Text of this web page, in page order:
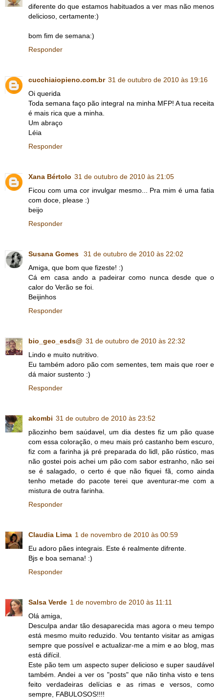
diferente do que estamos habituados a ver mas não menos
delicioso, certamente:)
bom fim de semana:)
Responder
cucchiaiopieno.com.br 31 de outubro de 2010 às 19:16
Oi querida
Toda semana faço pão integral na minha MFP! A tua receita
é mais rica que a minha.
Um abraço
Léia
Responder
Xana Bértolo 31 de outubro de 2010 às 21:05
Ficou com uma cor invulgar mesmo... Pra mim é uma fatia
com doce, please :)
beijo
Responder
Susana Gomes
31 de outubro de 2010 às 22:02
Amiga, que bom que fizeste! :)
Cá em casa ando a padeirar como nunca desde que o
calor do Verão se foi.
Beijinhos
Responder
bio_geo_esds@ 31 de outubro de 2010 às 22:32
Lindo e muito nutritivo.
Eu também adoro pão com sementes, tem mais que roer e
dá maior sustento :)
Responder
akombi 31 de outubro de 2010 às 23:52
pãozinho bem saúdavel, um dia destes fiz um pão quase
com essa coloração, o meu mais pró castanho bem escuro,
fiz com a farinha já pré preparada do lidl, pão rústico, mas
não gostei pois achei um pão com sabor estranho, não sei
se é salagado, o certo é que não fiquei fã, como ainda
tenho metade do pacote terei que aventurar-me com a
mistura de outra farinha.
Responder
Claudia Lima 1 de novembro de 2010 às 00:59
Eu adoro pães integrais. Este é realmente difrente.
Bjs e boa semana! :)
Responder
Salsa Verde 1 de novembro de 2010 às 11:11
Olá amiga,
Desculpa andar tão desaparecida mas agora o meu tempo
está mesmo muito reduzido. Vou tentanto visitar as amigas
sempre que possível e actualizar-me a mim e ao blog, mas
está difícil.
Este pão tem um aspecto super delicioso e super saudável
também. Andei a ver os "posts" que não tinha visto e tens
feito verdadeiras delícias e as rimas e versos, como
sempre, FABULOSOS!!!!